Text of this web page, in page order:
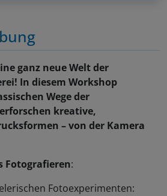
ganz neue Welt der
In diesem Workshop
Wege der
kreative,
– von der Kamera
Fotografieren:
Fotoexperimenten: